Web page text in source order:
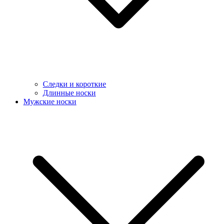
Следки и короткие
Длинные носки
Мужские носки